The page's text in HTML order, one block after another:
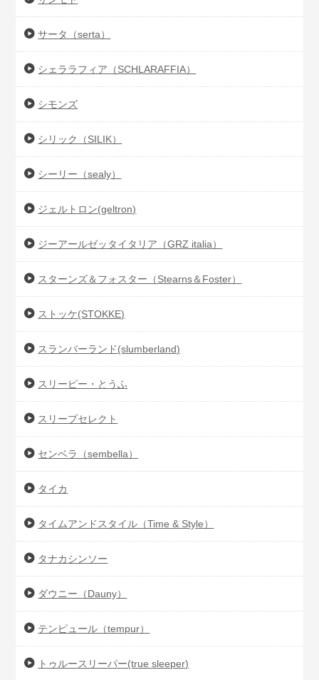
サータ（serta）
シェララフィア（SCHLARAFFIA）
シモンズ
シリック（SILIK）
シーリー（sealy）
ジェルトロン(geltron)
ジーアールゼッタイタリア（GRZ italia）
スターンズ＆フォスター（Stearns＆Foster）
ストッケ(STOKKE)
スランバーランド(slumberland)
スリーピー・とうふ
スリープセレクト
センベラ（sembella）
タイカ
タイムアンドスタイル（Time & Style）
タナカシンソー
ダウニー（Dauny）
テンピュール（tempur）
トゥルースリーパー(true sleeper)